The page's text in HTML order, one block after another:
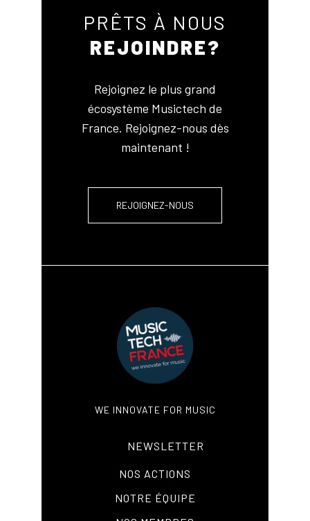
PRÊTS À NOUS
REJOINDRE?
Rejoignez le plus grand
écosystème Musictech de
France. Rejoignez-nous dès
maintenant !
REJOIGNEZ-NOUS
WE INNOVATE FOR MUSIC
NEWSLETTER
NOS ACTIONS
NOTRE ÉQUIPE